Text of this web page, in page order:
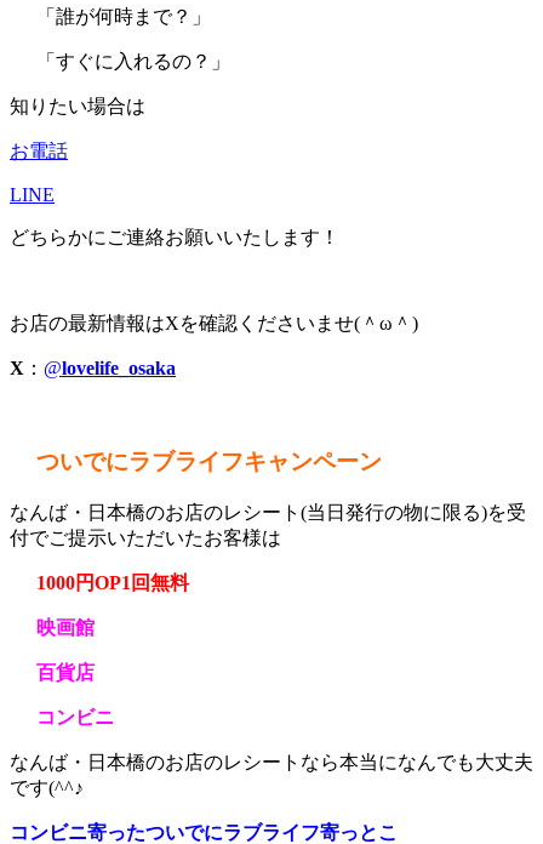
「誰が何時まで？」
「すぐに入れるの？」
知りたい場合は
お電話
LINE
どちらかにご連絡お願いいたします！
お店の最新情報はXを確認くださいませ(＾ω＾)
X ： @lovelife_osaka
ついでにラブライフキャンペーン
なんば・日本橋のお店のレシート(当日発行の物に限る)を受
付でご提示いただいたお客様は
1000円OP1回無料
映画館
百貨店
コンビニ
なんば・日本橋のお店のレシートなら本当になんでも大丈夫
です(^^♪
コンビニ寄ったついでにラブライフ寄っとこ